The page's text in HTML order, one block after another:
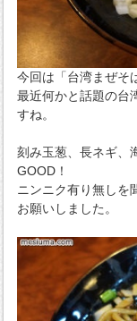
今回は「台湾まぜそ
最近何かと話題の台
すね。
刻み玉葱、長ネギ、
GOOD！
ニンニク有り無しを
お願いしました。